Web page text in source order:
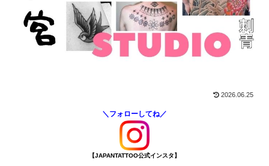
2026.06.25
＼フォローしてね／
【JAPANTATTOO公式インスタ】